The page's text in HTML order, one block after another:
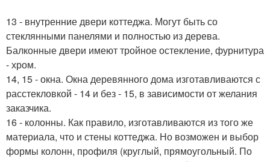
13 - внутренние двери коттеджа. Могут быть со
стеклянными панелями и полностью из дерева.
Балконные двери имеют тройное остекление, фурнитура
- хром.
14, 15 - окна. Окна деревянного дома изготавливаются с
расстекловкой - 14 и без - 15, в зависимости от желания
заказчика.
16 - колонны. Как правило, изготавливаются из того же
материала, что и стены коттеджа. Но возможен и выбор
формы колонн, профиля (круглый, прямоугольный. По